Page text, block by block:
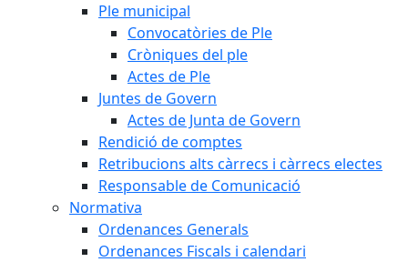
Ple municipal
Convocatòries de Ple
Cròniques del ple
Actes de Ple
Juntes de Govern
Actes de Junta de Govern
Rendició de comptes
Retribucions alts càrrecs i càrrecs electes
Responsable de Comunicació
Normativa
Ordenances Generals
Ordenances Fiscals i calendari